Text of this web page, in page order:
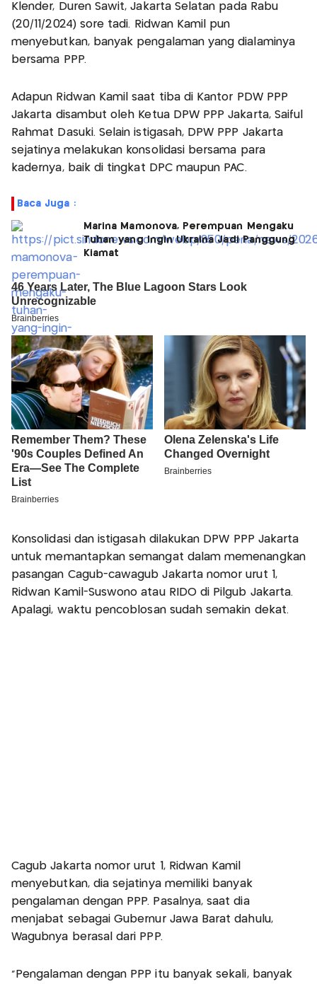
Klender, Duren Sawit, Jakarta Selatan pada Rabu
(20/11/2024) sore tadi. Ridwan Kamil pun
menyebutkan, banyak pengalaman yang dialaminya
bersama PPP.
Adapun Ridwan Kamil saat tiba di Kantor PDW PPP
Jakarta disambut oleh Ketua DPW PPP Jakarta, Saiful
Rahmat Dasuki. Selain istigasah, DPW PPP Jakarta
sejatinya melakukan konsolidasi bersama para
kadernya, baik di tingkat DPC maupun PAC.
Baca Juga :
Marina Mamonova, Perempuan Mengaku
Tuhan yang Ingin Ukraina Jadi Panggung
Kiamat
Konsolidasi dan istigasah dilakukan DPW PPP Jakarta
untuk memantapkan semangat dalam memenangkan
pasangan Cagub-cawagub Jakarta nomor urut 1,
Ridwan Kamil-Suswono atau RIDO di Pilgub Jakarta.
Apalagi, waktu pencoblosan sudah semakin dekat.
Cagub Jakarta nomor urut 1, Ridwan Kamil
menyebutkan, dia sejatinya memiliki banyak
pengalaman dengan PPP. Pasalnya, saat dia
menjabat sebagai Gubernur Jawa Barat dahulu,
Wagubnya berasal dari PPP.
"Pengalaman dengan PPP itu banyak sekali, banyak